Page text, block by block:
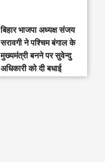
‎बिहार भाजपा अध्यक्ष संजय
सरावगी ने पश्चिम बंगाल के
मुख्यमंत्री बनने पर सुवेन्दु
अधिकारी को दी बधाई